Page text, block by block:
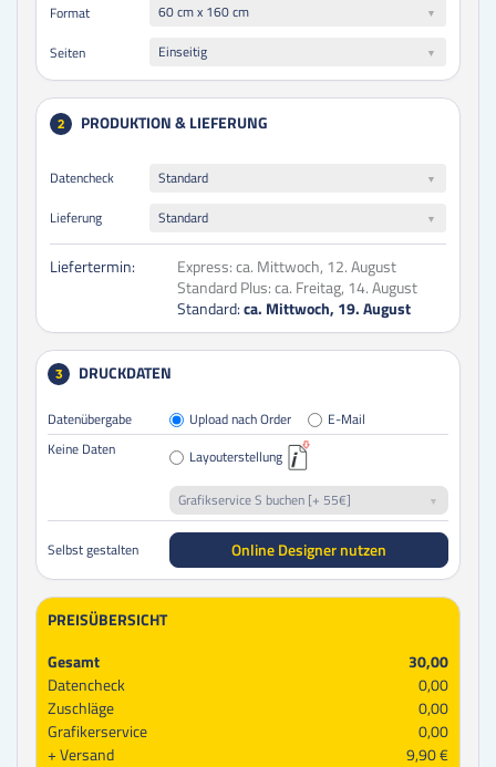
Format
60 cm x 160 cm
Seiten
Einseitig
2 PRODUKTION & LIEFERUNG
Datencheck
Standard
Lieferung
Standard
Liefertermin: Express:ca. Mittwoch, 12. August
Standard Plus:ca. Freitag, 14. August
Standard:ca. Mittwoch, 19. August
3 DRUCKDATEN
Datenübergabe Upload nach Order
E-Mail
Keine Daten
Layouterstellung
Grafikservice S buchen [+ 55€]
Selbst gestalten Online Designer nutzen
PREISÜBERSICHT
Gesamt
30,00
Datencheck
0,00
Zuschläge
0,00
Grafikerservice
0,00
Versand
9,90 €